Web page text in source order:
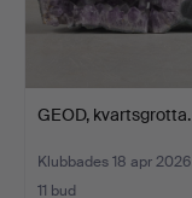
GEOD, kvartsgrotta.
Klubbades 18 apr 2026
11 bud